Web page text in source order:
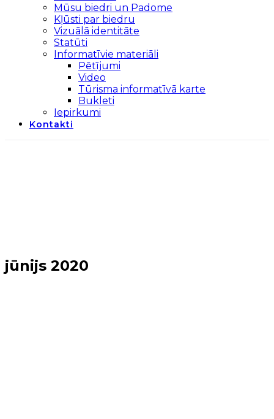
Mūsu biedri un Padome
Kļūsti par biedru
Vizuālā identitāte
Statūti
Informatīvie materiāli
Pētījumi
Video
Tūrisma informatīvā karte
Bukleti
Iepirkumi
Kontakti
jūnijs 2020